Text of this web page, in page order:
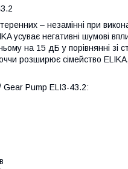
– незамінні при
усуває негативні шумові
на 15 дБ у порівнянні зі
розширює сімейство
Gear Pump ELI3-43.2: